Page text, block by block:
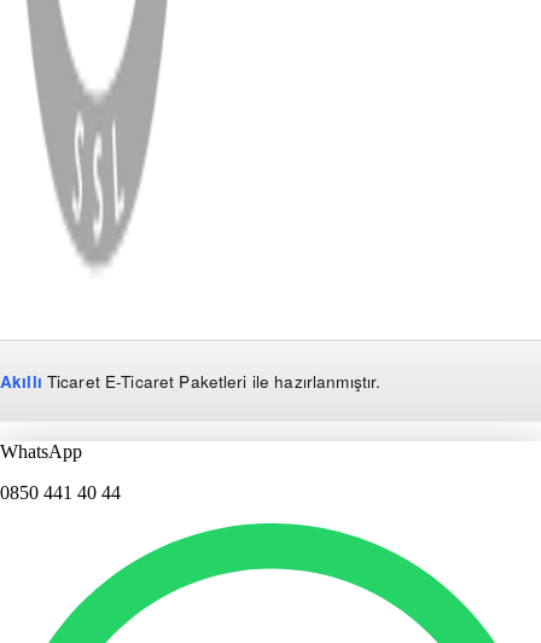
WhatsApp Facebook
Copyright
2026 Dükkan Hifi
Akıllı Ticaret E-Ticaret Paketleri ile hazırlanmıştır.
WhatsApp
0850 441 40 44